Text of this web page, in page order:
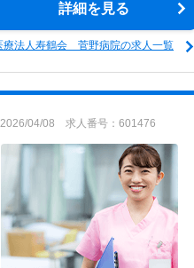
詳細を見る
療法人寿鶴会 菅野病院の求人一覧
04/08 求人番号：601476